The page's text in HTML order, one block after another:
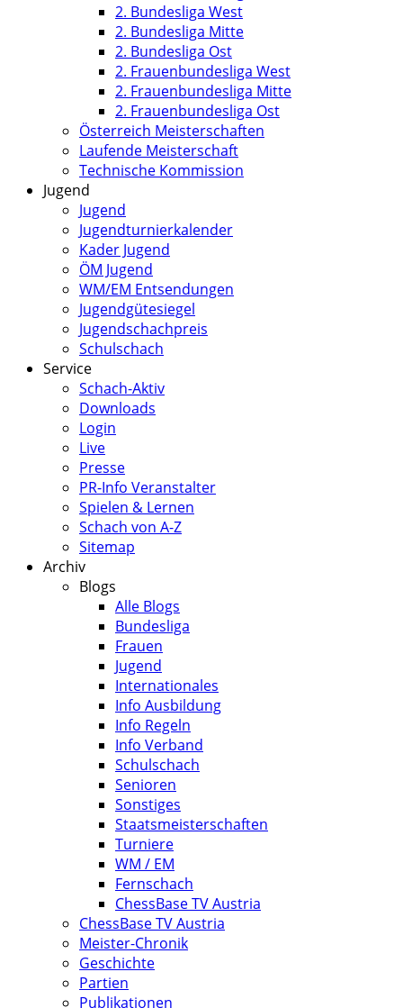
2. Bundesliga West
2. Bundesliga Mitte
2. Bundesliga Ost
2. Frauenbundesliga West
2. Frauenbundesliga Mitte
2. Frauenbundesliga Ost
Österreich Meisterschaften
Laufende Meisterschaft
Technische Kommission
Jugend
Jugend
Jugendturnierkalender
Kader Jugend
ÖM Jugend
WM/EM Entsendungen
Jugendgütesiegel
Jugendschachpreis
Schulschach
Service
Schach-Aktiv
Downloads
Login
Live
Presse
PR-Info Veranstalter
Spielen & Lernen
Schach von A-Z
Sitemap
Archiv
Blogs
Alle Blogs
Bundesliga
Frauen
Jugend
Internationales
Info Ausbildung
Info Regeln
Info Verband
Schulschach
Senioren
Sonstiges
Staatsmeisterschaften
Turniere
WM / EM
Fernschach
ChessBase TV Austria
ChessBase TV Austria
Meister-Chronik
Geschichte
Partien
Publikationen